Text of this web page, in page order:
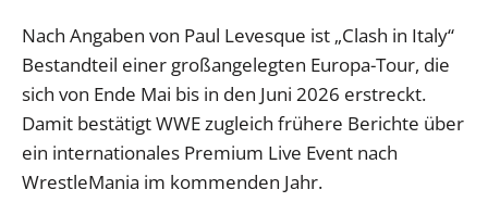
Nach Angaben von Paul Levesque ist „Clash in Italy“
Bestandteil einer großangelegten Europa-Tour, die
sich von Ende Mai bis in den Juni 2026 erstreckt.
Damit bestätigt WWE zugleich frühere Berichte über
ein internationales Premium Live Event nach
WrestleMania im kommenden Jahr.